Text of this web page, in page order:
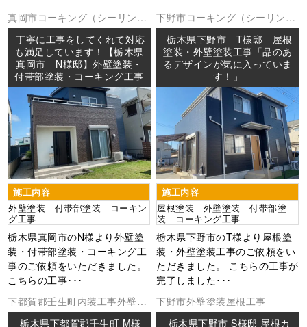
真岡市コーキング（シーリング
外壁塗装防水工事
丁寧に工事をしてくれて対応
も満足しています！【栃木県
真岡市 N様邸】外壁塗装・
付帯部塗装・コーキング工事
施工内容
外壁塗装 付帯部塗装 コーキン
グ工事
栃木県真岡市のN様より外壁塗
装・付帯部塗装・コーキング工
事のご依頼をいただきました。
こちらの工事･･･
下野市コーキング（シーリング
外壁塗装屋根塗装防水工事
栃木県下野市 T様邸 屋根
塗装・外壁塗装工事「品のあ
るデザインが気に入っていま
す！」
施工内容
屋根塗装 外壁塗装 付帯部塗
装 コーキング工事
栃木県下野市のT様より屋根塗
装・外壁塗装工事のご依頼をい
ただきました。 こちらの工事が
完了しました･･･
下都賀郡壬生町内装工事外壁塗
装
栃木県下都賀郡壬生町 M様
下野市外壁塗装屋根工事
栃木県下野市 S様邸 屋根カ